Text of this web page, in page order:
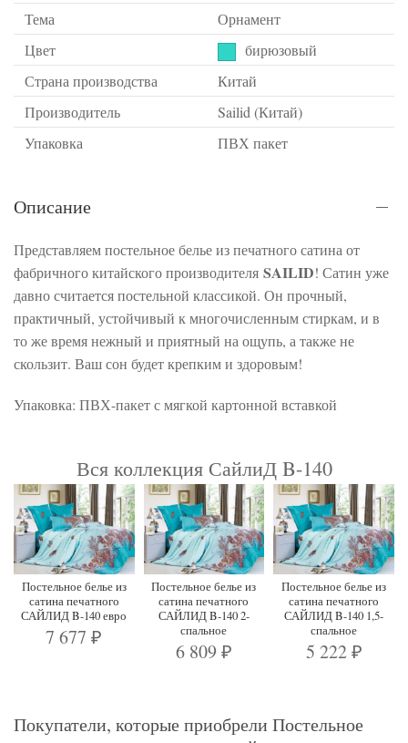
Тема
Орнамент
Цвет
бирюзовый
Страна производства
Китай
Производитель
Sailid (Китай)
Упаковка
ПВХ пакет
Описание
Представляем постельное белье из печатного сатина от
фабричного китайского производителя SAILID! Сатин уже
давно считается постельной классикой. Он прочный,
практичный, устойчивый к многочисленным стиркам, и в
то же время нежный и приятный на ощупь, а также не
скользит. Ваш сон будет крепким и здоровым!
Упаковка: ПВХ-пакет с мягкой картонной вставкой
Вся коллекция СайлиД B-140
Постельное белье из
сатина печатного
САЙЛИД B-140 евро
7 677₽
Постельное белье из
сатина печатного
САЙЛИД B-140 2-
спальное
6 809 ₽
Постельное белье из
сатина печатного
САЙЛИД B-140 1,5-
спальное
5 222 ₽
Покупатели, которые приобрели Постельное